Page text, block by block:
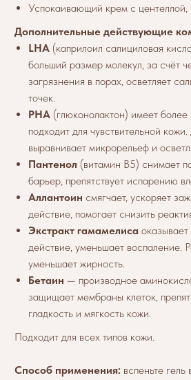
Успокаивающий крем с центеллой,
Дополнительные действующие
LHA (каприлоил салициловая
больший размер молекул, за счёт
загрязнения в порах, осветляет
точек.
PHA (глюконолактон) имеет
подходит для чувствительной
выравнивает микрорельеф и
Пантенол (витамин B5) снимает
барьер, препятствует испарению
Аллантоин смягчает, ускоряет
действие, помогает снизить
Экстракт гамамелиса
действие, уменьшает воспаление.
уменьшает жирность.
Бетаин — производное
защищает мембраны клеток,
гладкость и мягкость кожи.
Подходит для всех типов кожи.
Способ применения: вспеньте